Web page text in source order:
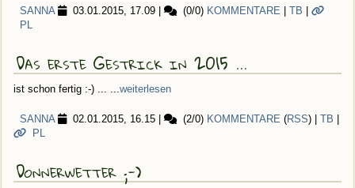
SANNA 03.01.2015, 17.09 (0/0) KOMMENTARE TB
PL
Das erste Gestrick in 2015 ...
ist schon fertig :-) ... ... weiterlesen
SANNA 02.01.2015, 16.15 (2/0) KOMMENTARE (RSS) | TB
PL
Donnerwetter ;-)